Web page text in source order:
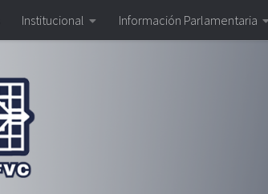
Institucional Información Parlamentaria